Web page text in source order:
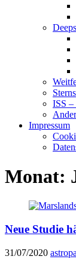
ISS –
Impressum
Monat:
Neue Studie
31/07/2020